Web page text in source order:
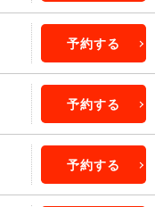
予約する
予約する
予約する